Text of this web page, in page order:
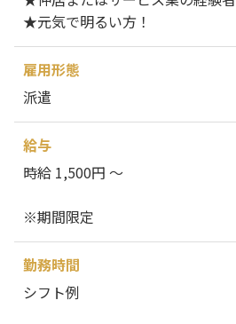
★元気で明るい方！
雇用形態
派遣
給与
時給 1,500円 ～
※期間限定
勤務時間
シフト例